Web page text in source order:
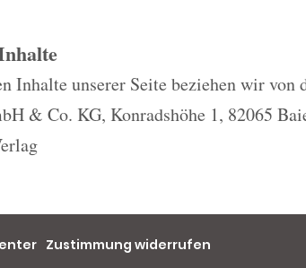
Inhalte unserer Seite beziehen wir
& Co. KG, Konradshöhe 1, 82065
Zustimmung widerrufen